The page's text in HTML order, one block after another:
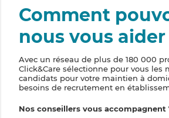
Comment
nous vous aider
Avec un réseau de plus de 180 000
Click&Care sélectionne pour vous les
candidats pour votre maintien à
besoins de recrutement en
Nos conseillers vous accompagnent